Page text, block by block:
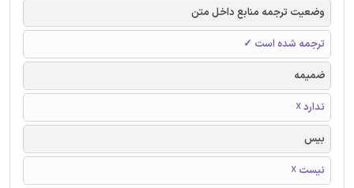
وضعیت ترجمه منابع داخل متن
ترجمه شده است ✓
ضمیمه
ندارد ☓
بیس
نیست ☓